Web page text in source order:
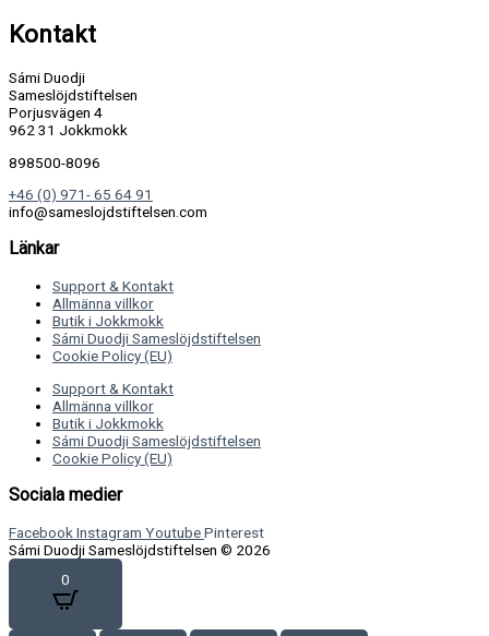
Kontakt
Sámi Duodji
Sameslöjdstiftelsen
Porjusvägen 4
962 31 Jokkmokk
898500-8096
+46 (0) 971- 65 64 91
info@sameslojdstiftelsen.com
Länkar
Support & Kontakt
Allmänna villkor
Butik i Jokkmokk
Sámi Duodji Sameslöjdstiftelsen
Cookie Policy (EU)
Support & Kontakt
Allmänna villkor
Butik i Jokkmokk
Sámi Duodji Sameslöjdstiftelsen
Cookie Policy (EU)
Sociala medier
Facebook Instagram YoutubePinterest
Sámi Duodji Sameslöjdstiftelsen © 2026
0